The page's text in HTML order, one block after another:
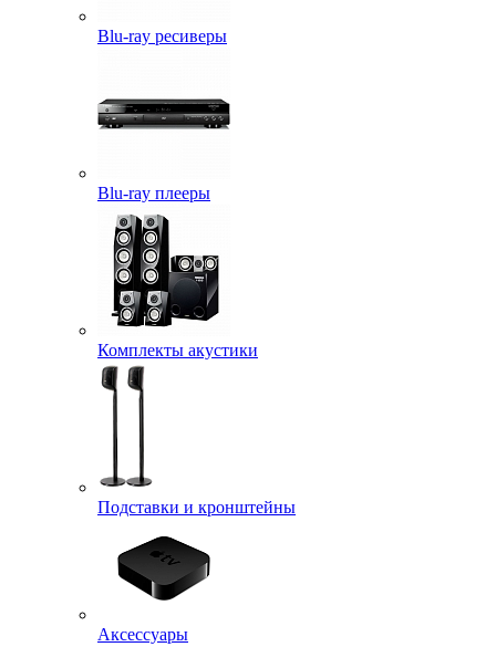
Blu-ray ресиверы
Blu-ray плееры
Комплекты акустики
Подставки и кронштейны
Аксессуары